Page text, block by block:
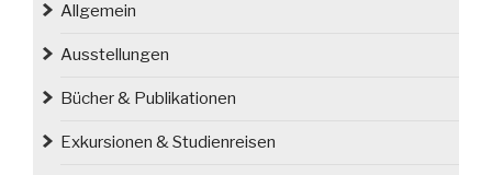
Allgemein
Ausstellungen
Bücher & Publikationen
Exkursionen & Studienreisen